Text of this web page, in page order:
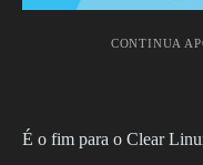
CONTINUA
É o fim para o Clear